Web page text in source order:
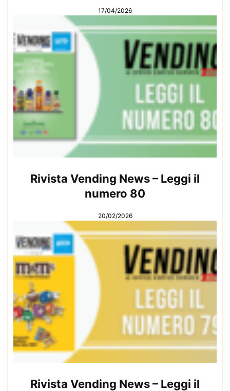
17/04/2026
Rivista Vending News – Leggi il
numero 80
20/02/2026
Rivista Vending News – Leggi il